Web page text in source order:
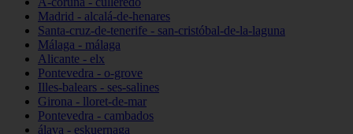
Madrid - alcalá-de-henares
Santa-cruz-de-tenerife - san-cristóbal-de-la-laguna
Málaga - málaga
Alicante - elx
Pontevedra - o-grove
Illes-balears - ses-salines
Girona - lloret-de-mar
Pontevedra - cambados
álava - eskuernaga